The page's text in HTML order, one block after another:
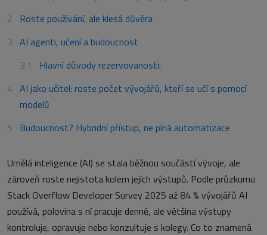
Roste používání, ale klesá důvěra
AI agenti, učení a budoucnost
Hlavní důvody rezervovanosti:
AI jako učitel: roste počet vývojářů, kteří se učí s pomocí
modelů
Budoucnost? Hybridní přístup, ne plná automatizace
Umělá inteligence (AI) se stala běžnou součástí vývoje, ale
zároveň roste nejistota kolem jejích výstupů. Podle průzkumu
Stack Overflow Developer Survey 2025 až 84 % vývojářů AI
používá, polovina s ní pracuje denně, ale většina výstupy
kontroluje, opravuje nebo konzultuje s kolegy. Co to znamená